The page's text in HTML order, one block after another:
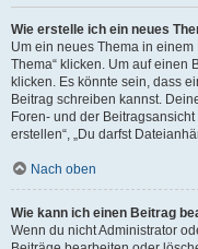
Wie erstelle ich ein neues
Um ein neues Thema in einem
Thema“ klicken. Um auf einen
klicken. Es könnte sein, dass
Beitrag schreiben kannst.
Foren- und der
erstellen“, „Du darfst
Nach oben
Wie kann ich einen Beitrag
Wenn du nicht Administrator